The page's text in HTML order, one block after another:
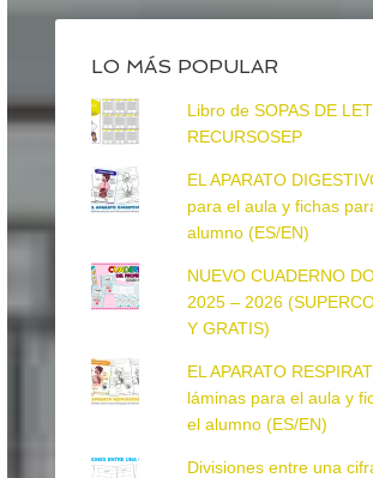
LO MÁS POPULAR
Libro de SOPAS DE
RECURSOSEP
EL APARATO
para el aula y fichas
alumno (ES/EN)
NUEVO CUADERNO
2025 – 2026
Y GRATIS)
EL APARATO
láminas para el aula y
el alumno (ES/EN)
Divisiones entre una